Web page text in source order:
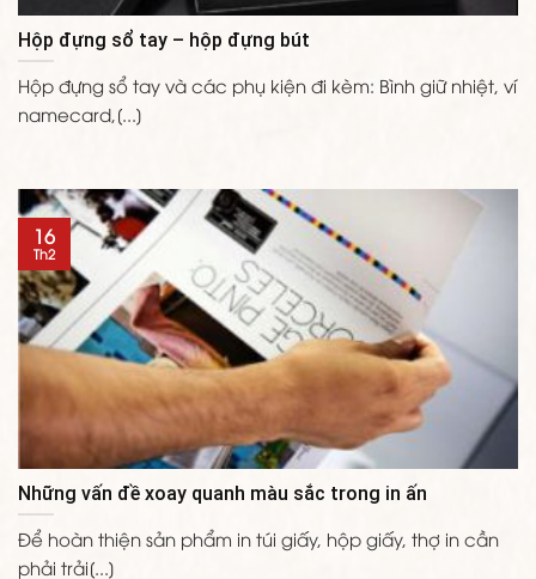
Hộp đựng sổ tay – hộp đựng bút
Hộp đựng sổ tay và các phụ kiện đi kèm: Bình giữ nhiệt, ví
namecard,[...]
Những vấn đề xoay quanh màu sắc trong in ấn
Để hoàn thiện sản phẩm in túi giấy, hộp giấy, thợ in cần
phải trải[...]
16
Th2